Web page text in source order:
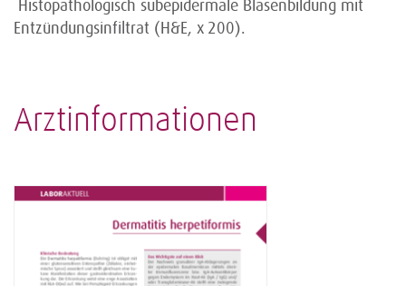
Histopathologisch subepidermale Blasenbildung mit
Entzündungsinfiltrat (H&E, x 200).
Arztinformationen